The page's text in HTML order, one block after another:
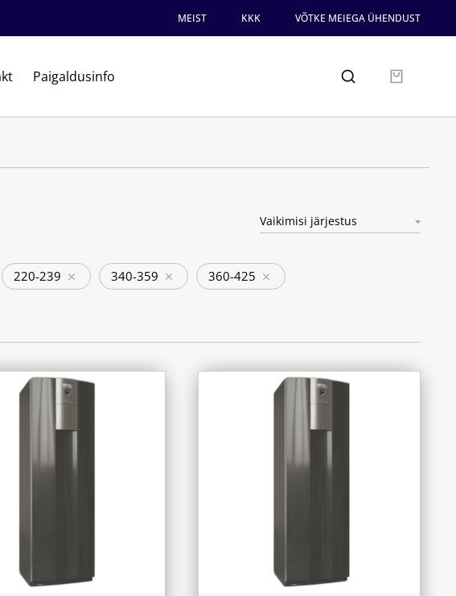
MEIST KKK VÕTKE MEIEGA ÜHENDUST
Paigaldusinfo
220-239 340-359 360-425